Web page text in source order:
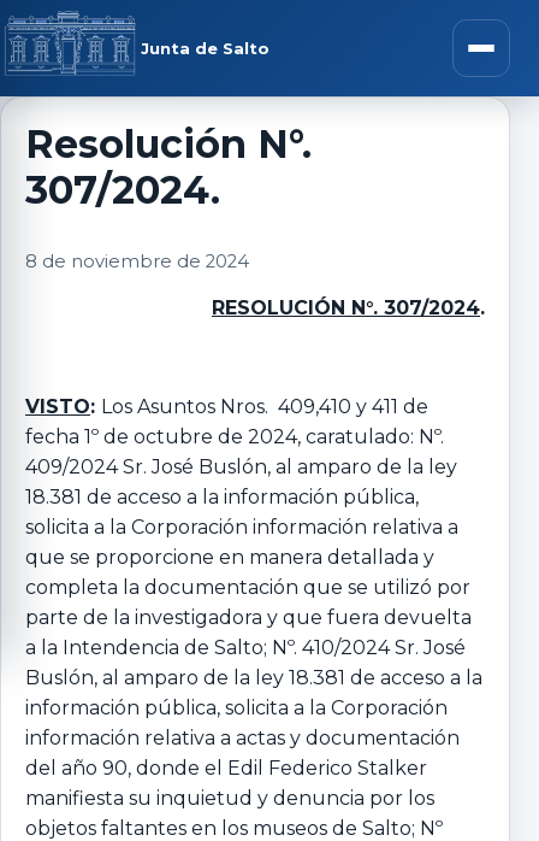
Saltar al contenido
Junta de Salto Abrir
menú
Resolución N°.
307/2024.
8 de noviembre de 2024
RESOLUCIÓN N°. 307/2024.
VISTO: Los Asuntos Nros. 409,410 y 411 de
fecha 1º de octubre de 2024, caratulado: Nº.
409/2024 Sr. José Buslón, al amparo de la ley
18.381 de acceso a la información pública,
solicita a la Corporación información relativa a
que se proporcione en manera detallada y
completa la documentación que se utilizó por
parte de la investigadora y que fuera devuelta
a la Intendencia de Salto; Nº. 410/2024 Sr. José
Buslón, al amparo de la ley 18.381 de acceso a la
información pública, solicita a la Corporación
información relativa a actas y documentación
del año 90, donde el Edil Federico Stalker
manifiesta su inquietud y denuncia por los
objetos faltantes en los museos de Salto; Nº